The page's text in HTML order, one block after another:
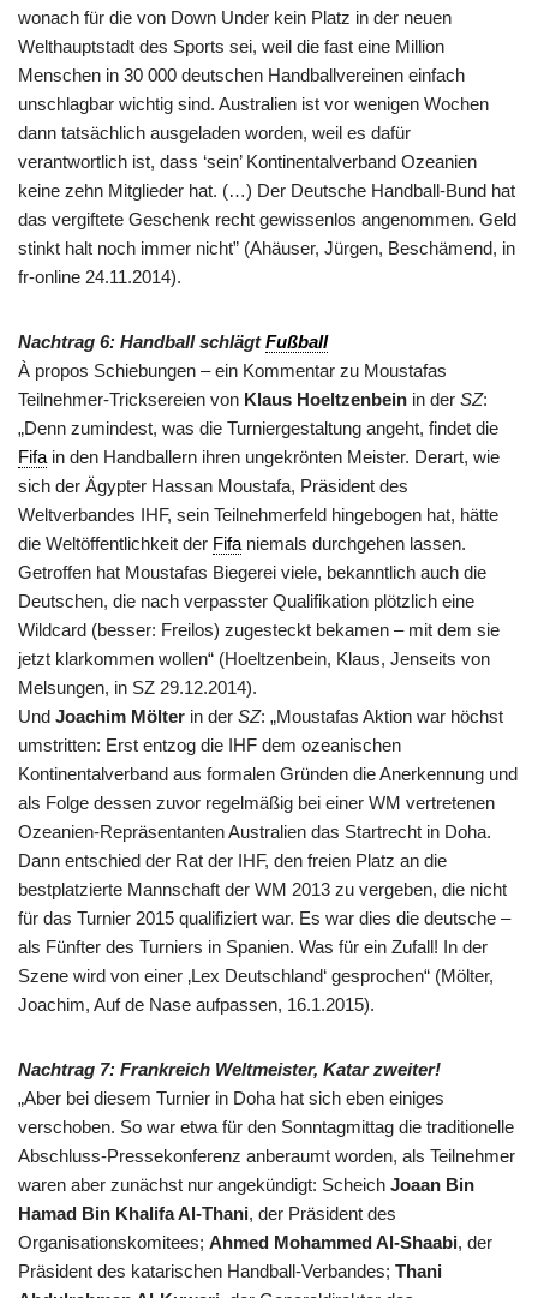
wonach für die von Down Under kein Platz in der neuen
Welthauptstadt des Sports sei, weil die fast eine Million
Menschen in 30 000 deutschen Handballvereinen einfach
unschlagbar wichtig sind. Australien ist vor wenigen Wochen
dann tatsächlich ausgeladen worden, weil es dafür
verantwortlich ist, dass ‘sein’ Kontinentalverband Ozeanien
keine zehn Mitglieder hat. (…) Der Deutsche Handball-Bund hat
das vergiftete Geschenk recht gewissenlos angenommen. Geld
stinkt halt noch immer nicht” (Ahäuser, Jürgen, Beschämend, in
fr-online 24.11.2014).
Nachtrag 6: Handball schlägtFußball
À propos Schiebungen – ein Kommentar zu Moustafas
Teilnehmer-Tricksereien von Klaus Hoeltzenbein in der SZ:
„Denn zumindest, was die Turniergestaltung angeht, findet die
Fifa in den Handballern ihren ungekrönten Meister. Derart, wie
sich der Ägypter Hassan Moustafa, Präsident des
Weltverbandes IHF, sein Teilnehmerfeld hingebogen hat, hätte
die Weltöffentlichkeit der Fifa niemals durchgehen lassen.
Getroffen hat Moustafas Biegerei viele, bekanntlich auch die
Deutschen, die nach verpasster Qualifikation plötzlich eine
Wildcard (besser: Freilos) zugesteckt bekamen – mit dem sie
jetzt klarkommen wollen“ (Hoeltzenbein, Klaus, Jenseits von
Melsungen, in SZ 29.12.2014).
Und Joachim Mölter in der SZ: „Moustafas Aktion war höchst
umstritten: Erst entzog die IHF dem ozeanischen
Kontinentalverband aus formalen Gründen die Anerkennung und
als Folge dessen zuvor regelmäßig bei einer WM vertretenen
Ozeanien-Repräsentanten Australien das Startrecht in Doha.
Dann entschied der Rat der IHF, den freien Platz an die
bestplatzierte Mannschaft der WM 2013 zu vergeben, die nicht
für das Turnier 2015 qualifiziert war. Es war dies die deutsche –
als Fünfter des Turniers in Spanien. Was für ein Zufall! In der
Szene wird von einer ‚Lex Deutschland‘ gesprochen“ (Mölter,
Joachim, Auf de Nase aufpassen, 16.1.2015).
Nachtrag 7: Frankreich Weltmeister, Katar zweiter!
„Aber bei diesem Turnier in Doha hat sich eben einiges
verschoben. So war etwa für den Sonntagmittag die traditionelle
Abschluss-Pressekonferenz anberaumt worden, als Teilnehmer
waren aber zunächst nur angekündigt: Scheich Joaan Bin
Hamad Bin Khalifa Al-Thani, der Präsident des
Organisationskomitees; Ahmed Mohammed Al-Shaabi, der
Präsident des katarischen Handball-Verbandes; Thani